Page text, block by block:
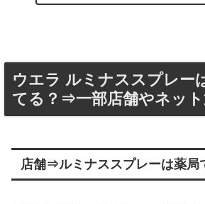
ウエラ ルミナススプレー
てる？⇒一部店舗やネッ
店舗⇒ルミナススプレーは薬局